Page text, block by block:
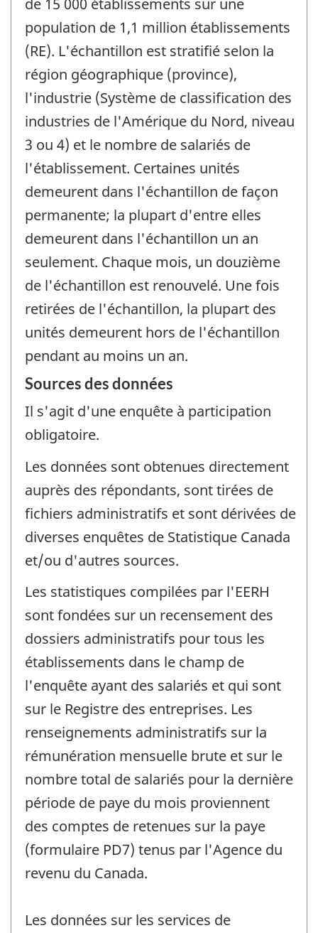
population de 1,1 million établissements
(RE). L'échantillon est stratifié selon la
région géographique (province),
l'industrie (Système de classification des
industries de l'Amérique du Nord, niveau
3 ou 4) et le nombre de salariés de
l'établissement. Certaines unités
demeurent dans l'échantillon de façon
permanente; la plupart d'entre elles
demeurent dans l'échantillon un an
seulement. Chaque mois, un douzième
de l'échantillon est renouvelé. Une fois
retirées de l'échantillon, la plupart des
unités demeurent hors de l'échantillon
pendant au moins un an.
Sources des données
Il s'agit d'une enquête à participation
obligatoire.
Les données sont obtenues directement
auprès des répondants, sont tirées de
fichiers administratifs et sont dérivées de
diverses enquêtes de Statistique Canada
et/ou d'autres sources.
Les statistiques compilées par l'EERH
sont fondées sur un recensement des
dossiers administratifs pour tous les
établissements dans le champ de
l'enquête ayant des salariés et qui sont
sur le Registre des entreprises. Les
renseignements administratifs sur la
rémunération mensuelle brute et sur le
nombre total de salariés pour la dernière
période de paye du mois proviennent
des comptes de retenues sur la paye
(formulaire PD7) tenus par l'Agence du
revenu du Canada.
Les données sur les services de